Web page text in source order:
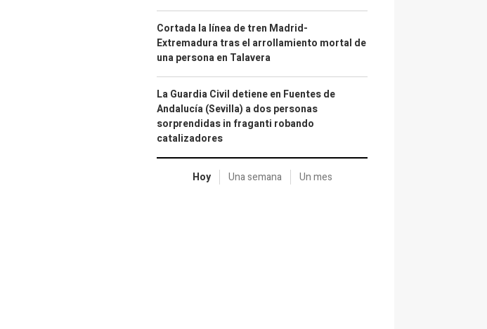
Cortada la línea de tren Madrid-
Extremadura tras el arrollamiento mortal de
una persona en Talavera
La Guardia Civil detiene en Fuentes de
Andalucía (Sevilla) a dos personas
sorprendidas in fraganti robando
catalizadores
Hoy Una semana Un mes